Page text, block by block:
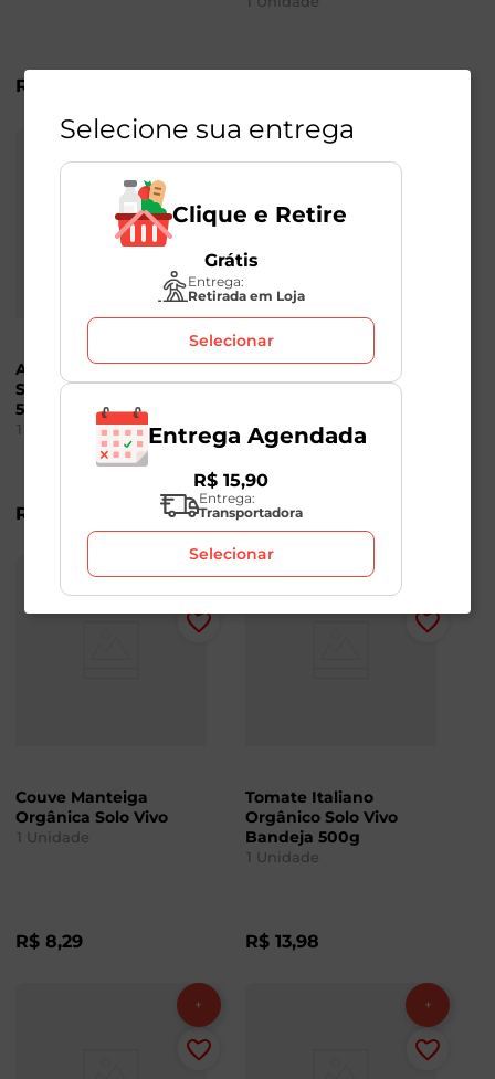
R$
Abacate Orgânico
Solo Vivo Bandeja
500g
1
R$
Abobrinha Italiana
Orgânica Solo Vivo
Unidade
R$ 16,49
Couve Manteiga
Orgânica Solo Vivo
1 Unidade
R$ 8,29
Tomate Italiano
Orgânico Solo Vivo
Bandeja 500g
1 Unidade
R$ 13,98
Selecione sua entrega
Clique e Retire
Grátis
Entrega:
Retirada em Loja
Selecionar
Entrega Agendada
R$ 15,90
Entrega:
Transportadora
Selecionar